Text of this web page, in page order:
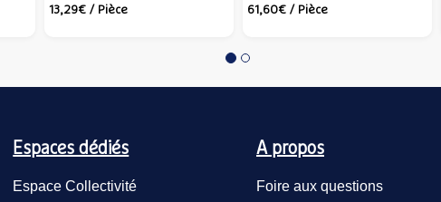
13,29€ / Pièce
61,60€ / Pièce
Espaces dédiés
Espace Collectivité
A propos
Foire aux questions